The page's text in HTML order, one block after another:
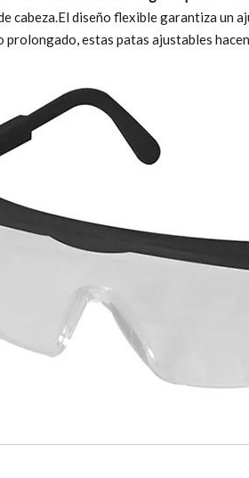
cabeza.El diseño flexible garantiza un
estas patas ajustables